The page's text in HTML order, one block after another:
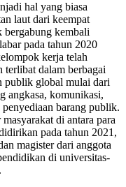
hal yang biasa
laut dari keempat
bergabung kembali
pada tahun 2020
kerja telah
dalam berbagai
publik global mulai dari
angkasa, komunikasi,
barang publik.
di antara para
pada tahun 2021,
magister dari anggota
di universitas-